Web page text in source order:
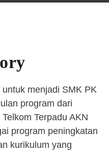
menjadi SMK PK
program dari
Terpadu AKN
program peningkatan
kurikulum yang